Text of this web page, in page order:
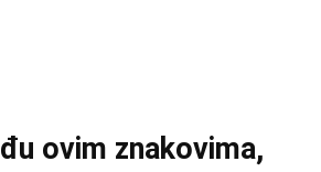
ovim znakovima,